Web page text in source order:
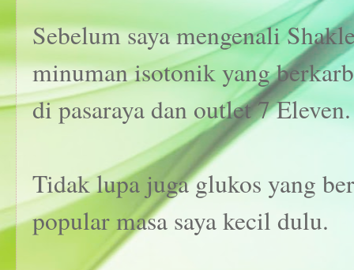
Sebelum saya mengenali
minuman isotonik yang
di pasaraya dan outlet 7 Eleven.
Tidak lupa juga glukos yang
popular masa saya kecil dulu.